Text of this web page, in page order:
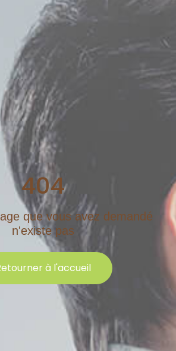
404
que vous avez demandé
n'existe pas
à l'accueil